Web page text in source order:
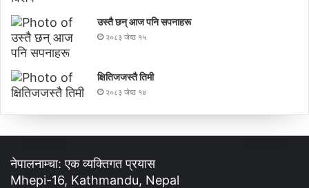
उस्तै छन् आज पनि सपनाहरू
२०८३ जेष्ठ १५
क्षितिजजस्तै तिमी
२०८३ जेष्ठ १४
नेपालनाम्चा: एक व्यक्तिगत प्रयास
Mhepi-16, Kathmandu, Nepal